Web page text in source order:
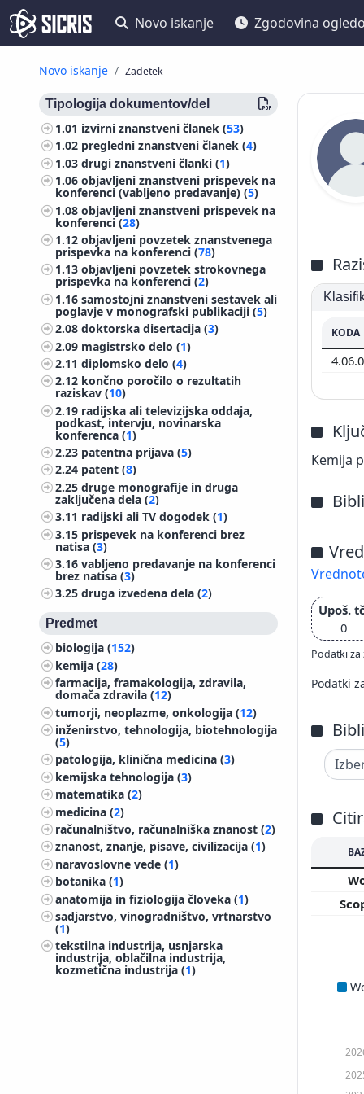
Novo iskanje Zgodovina
Novo iskanje Zadetek
Tipologija dokumentov/del
1.01 izvirni znanstveni članek (53)
1.02 pregledni znanstveni članek (4)
1.03drugi znanstveni članki (1)
1.06objavljeni znanstveni prispevek na
konferenci (vabljeno predavanje) (5)
1.08objavljeni znanstveni prispevek na
konferenci (28)
1.12objavljeni povzetek znanstvenega
prispevka na konferenci (78)
1.13objavljeni povzetek strokovnega
prispevka na konferenci (2)
1.16samostojni znanstveni sestavek ali
poglavje v monografski publikaciji (5)
2.08doktorska disertacija (3)
2.09 magistrsko delo (1)
2.11diplomsko delo (4)
2.12 končno poročilo o rezultatih
raziskav (10)
2.19 radijska ali televizijska oddaja,
podkast, intervju, novinarska
konferenca (1)
2.23 patentna prijava (5)
2.24 patent (8)
2.25druge monografije in druga
zaključena dela (2)
3.11 radijski ali TV dogodek (1)
3.15 prispevek na konferenci brez
natisa (3)
3.16vabljeno predavanje na konferenci
brez natisa (3)
3.25druga izvedena dela (2)
Predmet
biologija (152)
kemija (28)
farmacija, framakologija, zdravila,
domača zdravila (12)
tumorji, neoplazme, onkologija (12)
inženirstvo, tehnologija, biotehnologija
(5)
patologija, klinična medicina (3)
kemijska tehnologija (3)
matematika (2)
medicina (2)
računalništvo, računalniška znanost (2)
znanost, znanje, pisave, civilizacija (1)
naravoslovne vede (1)
botanika (1)
anatomija in fiziologija človeka (1)
sadjarstvo, vinogradništvo, vrtnarstvo
(1)
tekstilna industrija, usnjarska
industrija, oblačilna industrija,
kozmetična industrija (1)
KODA
Kemija
Upoš.
0
Podatki za
Podatki